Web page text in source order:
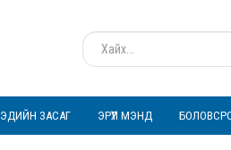
ЭДИЙН ЗАСАГ ЭРҮҮЛ МЭНД